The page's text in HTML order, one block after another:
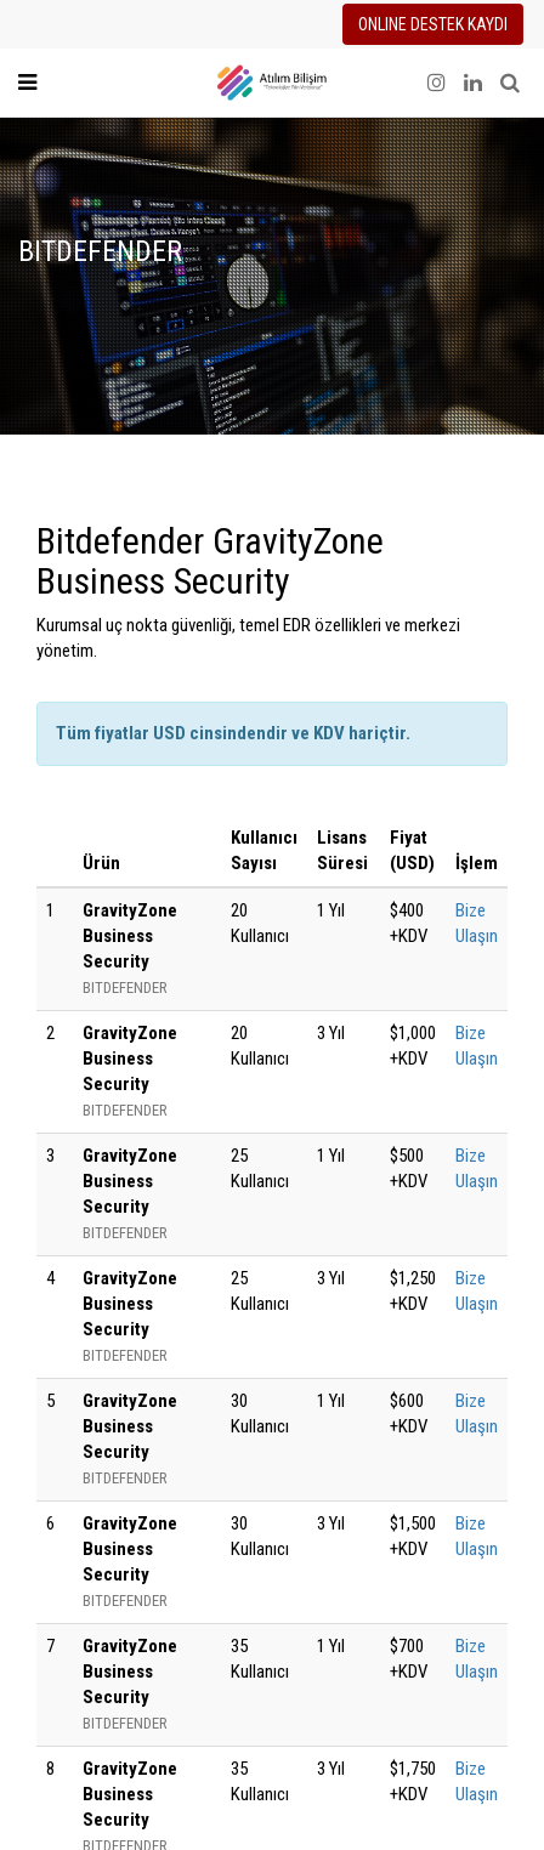
ONLINE DESTEK KAYDI
BITDEFENDER
Bitdefender GravityZone
Business Security
Kurumsal uç nokta güvenliği, temel EDR özellikleri ve merkezi
yönetim.
Tüm fiyatlar USD cinsindendir ve KDV hariçtir.
Ürün
Kullanıcı
Sayısı
Lisans
Süresi
Fiyat
(USD)
İşlem
1
GravityZone
Business
Security
BITDEFENDER
20
Kullanıcı
1 Yıl
$400
+KDV
Bize
Ulaşın
2
GravityZone
Business
Security
BITDEFENDER
20
Kullanıcı
3 Yıl
$1,000
+KDV
Bize
Ulaşın
3
GravityZone
Business
Security
BITDEFENDER
25
Kullanıcı
1 Yıl
$500
+KDV
Bize
Ulaşın
4
GravityZone
Business
Security
BITDEFENDER
25
Kullanıcı
3 Yıl
$1,250
+KDV
Bize
Ulaşın
5
GravityZone
Business
Security
BITDEFENDER
30
Kullanıcı
1 Yıl
$600
+KDV
Bize
Ulaşın
6
GravityZone
Business
Security
BITDEFENDER
30
Kullanıcı
3 Yıl
$1,500
+KDV
Bize
Ulaşın
7
GravityZone
Business
Security
BITDEFENDER
35
Kullanıcı
1 Yıl
$700
+KDV
Bize
Ulaşın
8
GravityZone
Business
Security
BITDEFENDER
35
Kullanıcı
3 Yıl
$1,750
+KDV
Bize
Ulaşın